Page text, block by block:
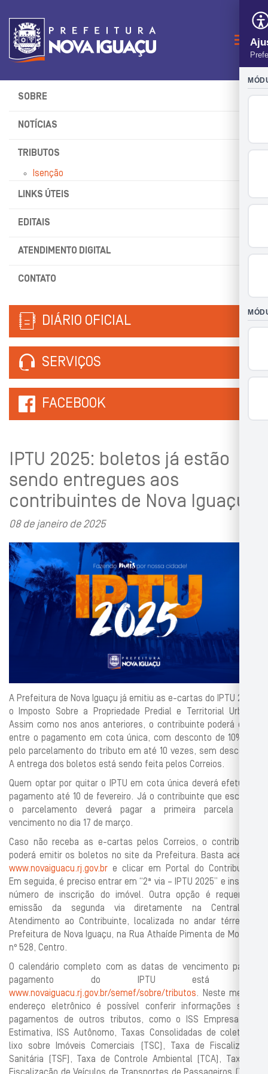
SOBRE
NOTÍCIAS
TRIBUTOS
Isenção
LINKS ÚTEIS
EDITAIS
ATENDIMENTO DIGITAL
CONTATO
DIÁRIO OFICIAL
SERVIÇOS
FACEBOOK
IPTU 2025: boletos já estão
sendo entregues aos
contribuintes de Nova Iguaçu
08 de janeiro de 2025
A Prefeitura de Nova Iguaçu já emitiu as e-cartas do IPTU 2025,
o Imposto Sobre a Propriedade Predial e Territorial Urbana.
Assim como nos anos anteriores, o contribuinte poderá optar
entre o pagamento em cota única, com desconto de 10%, ou
pelo parcelamento do tributo em até 10 vezes, sem desconto.
A entrega dos boletos está sendo feita pelos Correios.
Quem optar por quitar o IPTU em cota única deverá efetuar o
pagamento até 10 de fevereiro. Já o contribuinte que escolher
o parcelamento deverá pagar a primeira parcela com
vencimento no dia 17 de março.
Caso não receba as e-cartas pelos Correios, o contribuinte
poderá emitir os boletos no site da Prefeitura. Basta acessar
www.novaiguacu.rj.gov.br e clicar em Portal do Contribuinte.
Em seguida, é preciso entrar em “2ª via – IPTU 2025” e inserir o
número de inscrição do imóvel. Outra opção é requerer a
emissão da segunda via diretamente na Central de
Atendimento ao Contribuinte, localizada no andar térreo da
Prefeitura de Nova Iguaçu, na Rua Athaíde Pimenta de Moraes,
nº 528, Centro.
O calendário completo com as datas de vencimento para o
pagamento do IPTU está em
www.novaiguacu.rj.gov.br/semef/sobre/tributos. Neste mesmo
endereço eletrônico é possível conferir informações sobre
pagamentos de outros tributos, como o ISS Empresa, ISS
Estimativa, ISS Autônomo, Taxas Consolidadas de coleta de
lixo sobre Imóveis Comerciais (TSC), Taxa de Fiscalização
Sanitária (TSF), Taxa de Controle Ambiental (TCA), Taxa de